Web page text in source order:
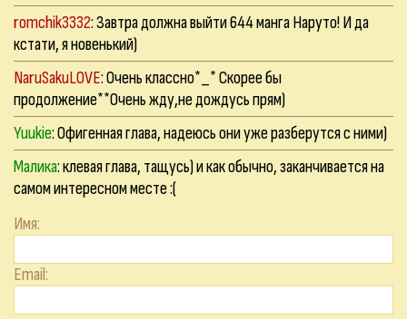
romchik3332: Завтра должна выйти 644 манга Наруто! И да
кстати, я новенький)
NaruSakuLOVE: Очень классно*_* Скорее бы
продолжение**Очень жду,не дождусь прям)
Yuukie: Офигенная глава, надеюсь они уже разберутся с ними)
Малика: клевая глава, тащусь) и как обычно, заканчивается на
самом интересном месте :(
Имя:
Email: